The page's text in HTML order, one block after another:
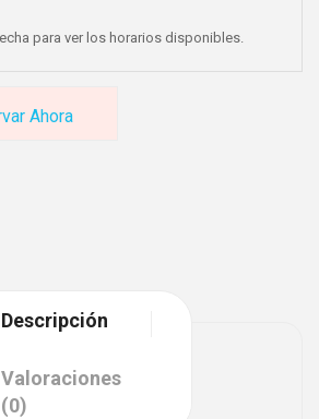
para ver los horarios disponibles.
Ahora
Descripción
Valoraciones
(0)